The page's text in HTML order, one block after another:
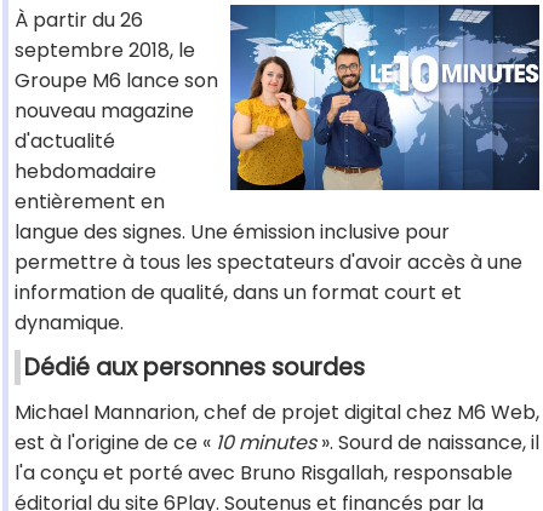
À partir du 26
septembre 2018, le
Groupe M6 lance son
nouveau magazine
d'actualité
hebdomadaire
entièrement en
langue des signes. Une émission inclusive pour
permettre à tous les spectateurs d'avoir accès à une
information de qualité, dans un format court et
dynamique.
Dédié aux personnes sourdes
Michael Mannarion, chef de projet digital chez M6 Web,
est à l'origine de ce « 10 minutes». Sourd de naissance, il
l'a conçu et porté avec Bruno Risgallah, responsable
éditorial du site 6Play. Soutenus et financés par la